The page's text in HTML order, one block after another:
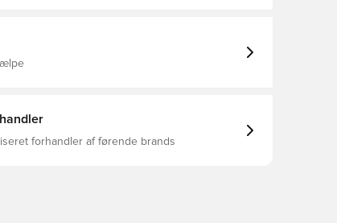
forhandler af førende brands